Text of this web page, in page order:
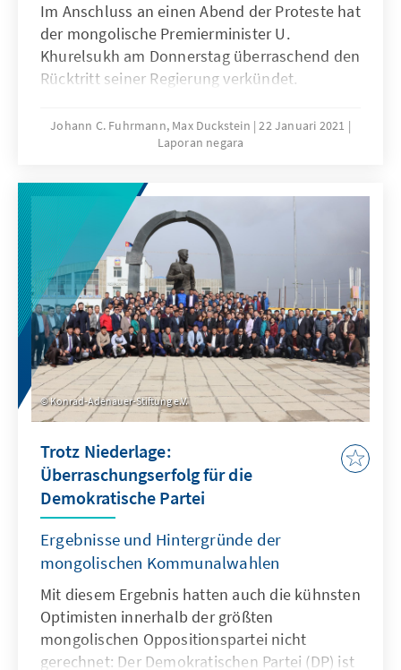
Im Anschluss an einen Abend der Proteste hat
der mongolische Premierminister U.
Khurelsukh am Donnerstag überraschend den
Rücktritt seiner Regierung verkündet.
Gesundheitswesen. Bereits seit Wochen häuft
sich die Kritik an den Corona-Maßnahmen der
sich bei dem Rücktritt jedoch auch um eine
machtpolitische Finte handeln, da Khurelsukh
als wahrscheinlicher Kandidat der
regierenden Volkspartei bei den im Juni
stattfindenden Präsidentschaftswahlen gilt.
Johann C. Fuhrmann, Max Duckstein 22 Januari 2021
Laporan negara
Konrad-Adenauer-Stiftung e.V.
Trotz Niederlage:
Überraschungserfolg für die
Demokratische Partei
Ergebnisse und Hintergründe der
mongolischen Kommunalwahlen
Mit diesem Ergebnis hatten auch die kühnsten
Optimisten innerhalb der größten
mongolischen Oppositionspartei nicht
gerechnet: Der Demokratischen Partei (DP) ist